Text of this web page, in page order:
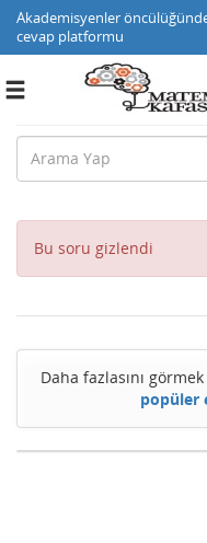
Akademisyenler
cevap platformu
Toggle
Bu soru gizlendi
Daha fazlasını
popüler